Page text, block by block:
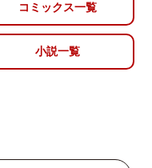
コミックス一覧
小説一覧